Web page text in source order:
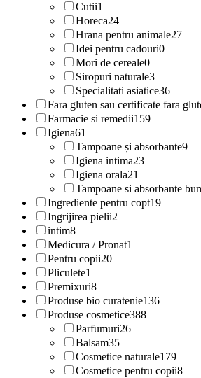
Cutii1
Horeca24
Hrana pentru animale27
Idei pentru cadouri0
Mori de cereale0
Siropuri naturale3
Specialitati asiatice36
Fara gluten sau certificate fara
Farmacie si remedii159
Igiena61
Tampoane și absorbante9
Igiena intima23
Igiena orala21
Tampoane si absorbante
Ingrediente pentru copt19
Ingrijirea pielii2
intim8
Medicura / Pronat1
Pentru copii20
Pliculete1
Premixuri8
Produse bio curatenie136
Produse cosmetice388
Parfumuri26
Balsam35
Cosmetice naturale179
Cosmetice pentru copii8